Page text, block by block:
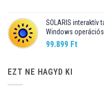
SOLARIS
Windows
99.899 Ft
EZT NE HAGYD KI